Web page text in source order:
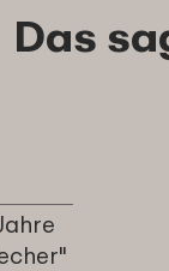
Das